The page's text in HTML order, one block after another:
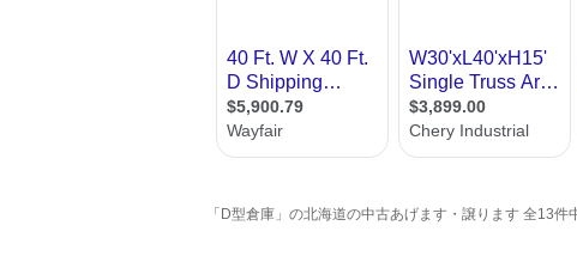
「D型倉庫」の北海道の中古あげます・譲ります 全13件